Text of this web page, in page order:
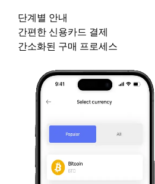
단계별 안내
간편한 신용카드 결제
간소화된 구매 프로세스